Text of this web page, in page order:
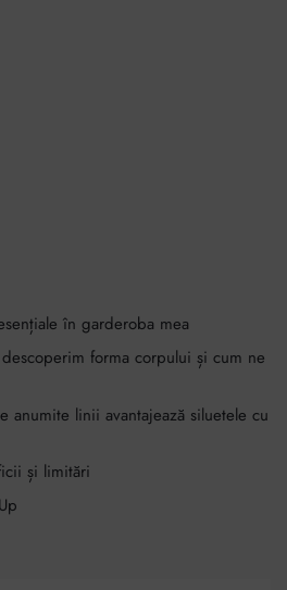
în garderoba mea
forma corpului și cum ne
anumite linii avantajează siluetele cu
și limitări